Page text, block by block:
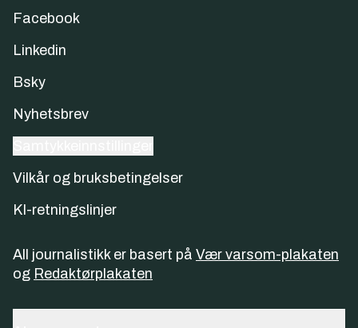
Facebook
Linkedin
Bsky
Nyhetsbrev
Vilkår og bruksbetingelser
KI-retningslinjer
All journalistikk er basert på Vær varsom-plakaten
og Redaktørplakaten